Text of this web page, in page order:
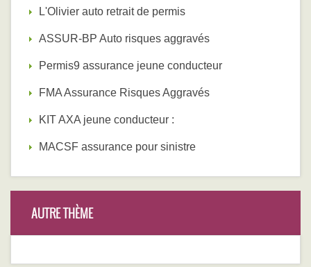
L'Olivier auto retrait de permis
ASSUR-BP Auto risques aggravés
Permis9 assurance jeune conducteur
FMA Assurance Risques Aggravés
KIT AXA jeune conducteur :
MACSF assurance pour sinistre
AUTRE THÈME